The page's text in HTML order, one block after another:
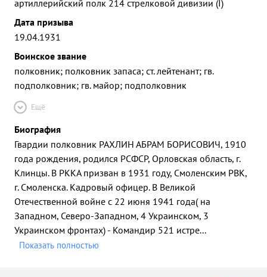
артиллерийский полк 214 стрелковой дивизии (I)
Дата призыва
19.04.1931
Воинское звание
полковник; полковник запаса; ст. лейтенант; гв.
подполковник; гв. майор; подполковник
Ещё
Биография
Гвардии полковник РАХЛИН АБРАМ БОРИСОВИЧ, 1910
года рождения, родился РСФСР, Орловская область, г.
Клинцы. В РККА призван в 1931 году, Смоленским РВК,
г. Смоленска. Кадровый офицер. В Великой
Отечественной войне с 22 июня 1941 года( на
Западном, Северо-Западном, 4 Украинском, 3
Украинском фронтах) - Командир 521 истре...
Показать полностью